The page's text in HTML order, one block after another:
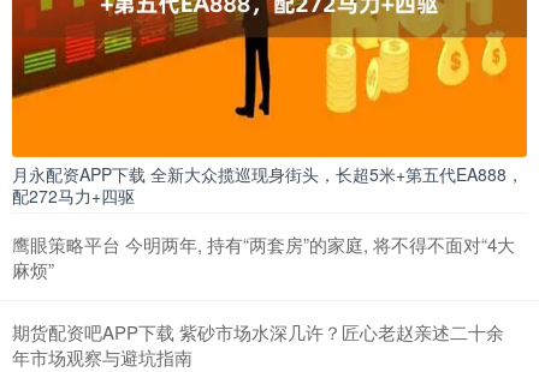
月永配资APP下载 全新大众揽巡现身街头，长超5米+第五代EA888，
配272马力+四驱
鹰眼策略平台 今明两年, 持有“两套房”的家庭, 将不得不面对“4大
麻烦”
期货配资吧APP下载 紫砂市场水深几许？匠心老赵亲述二十余
年市场观察与避坑指南